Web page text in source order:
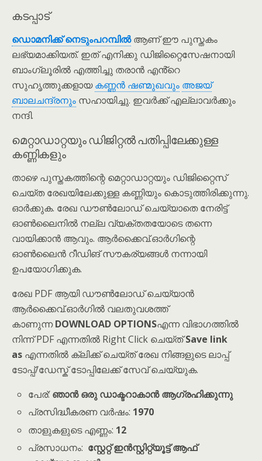
കടപ്പാട്
ഡൊമനിക്ക് നെടും‌പറമ്പിൽആണ് ഈ പുസ്തകം
ലഭ്യമാക്കിയത്. ഇത് എനിക്കു ഡിജിറ്റൈസേഷനായി
ബാംഗ്ലൂരിൽ എത്തിച്ചു തരാൻ എൻ്റെ
സുഹൃത്തുക്കളായകണ്ണൻ ഷണ്മുഖവും അജയ്
ബാലചന്ദ്രനും സഹായിച്ചു. ഇവർക്ക് എല്ലാവർക്കും
നന്ദി.
മെറ്റാഡാറ്റയും ഡിജിറ്റൽ പതിപ്പിലേക്കുള്ള
കണ്ണികളും
താഴെ പുസ്തകത്തിന്റെ മെറ്റാഡാറ്റയും ഡിജിറ്റൈസ്
ചെയ്ത രേഖയിലേക്കുള്ള കണ്ണിയും കൊടുത്തിരിക്കുന്നു.
ഓർക്കുക. രേഖ ഡൗൺലോഡ് ചെയ്യാതെ നേരിട്ട്
ഓൺലൈനിൽ നല്ല വ്യക്തതയോടെ തന്നെ
വായിക്കാൻ ആവും. ആർക്കൈവ്.ഓർഗിന്റെ
ഓൺലൈൻ റീഡിങ് സൗകര്യങ്ങൾ നന്നായി
ഉപയോഗിക്കുക.
രേഖ PDF ആയി ഡൗൺലോഡ് ചെയ്യാൻ
ആർക്കൈവ്.ഓർഗിൽ വലതുവശത്ത്
കാണുന്നDOWNLOAD OPTIONSഎന്ന വിഭാഗത്തിൽ
നിന്ന് PDF എന്നതിൽ Right Click ചെയ്ത്Save link
as എന്നതിൽ ക്ലിക്ക് ചെയ്ത് രേഖ നിങ്ങളുടെ ലാപ്പ്
ടോപ്പ്/ഡേസ്ക് ടോപ്പിലേക്ക് സേവ് ചെയ്യുക.
പേര്:ഞാൻ ഒരു ഡാക്ടറാകാൻ ആഗ്രഹിക്കുന്നു
പ്രസിദ്ധീകരണ വർഷം: 1970
താളുകളുടെ എണ്ണം: 12
പ്രസാധനം: സ്റ്റേറ്റ് ഇൻസ്റ്റിറ്റ്യൂട്ട് ആഫ്